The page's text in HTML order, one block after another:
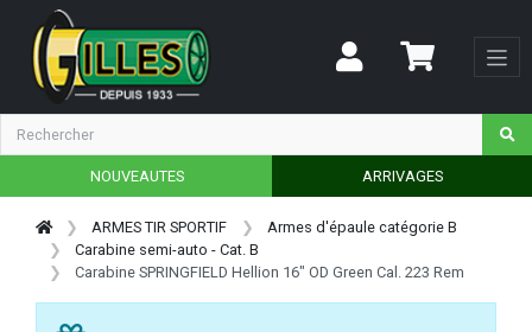
NOUVEAUTES ARRIVAGES
ARMES TIR SPORTIF
Armes d'épaule catégorie B
Carabine semi-auto - Cat. B
Carabine SPRINGFIELD Hellion 16" OD Green Cal. 223 Rem